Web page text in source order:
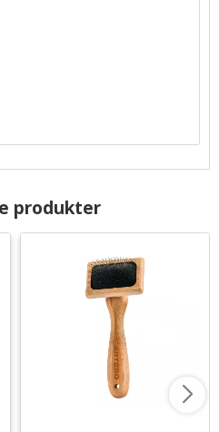
produkter